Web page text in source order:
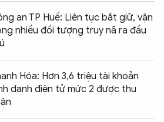
an TP Huế: Liên tục bắt giữ, vận
nhiều đối tượng truy nã ra đầu
Hóa: Hơn 3,6 triệu tài khoản
danh điện tử mức 2 được thu